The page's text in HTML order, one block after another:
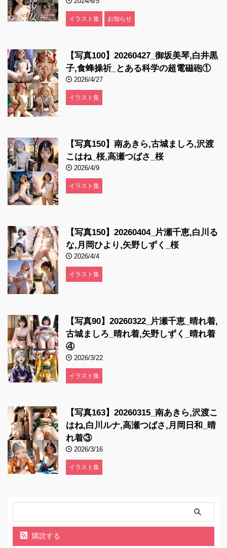
2024/6/5
イラスト集 お知らせ
【写真100】20260427_御坂美琴,白井黒
子,食蜂操祈_とある科学の超電磁砲①
2026/4/27
イラスト集
【写真150】南あきら,古城ましろ,沢渡
こはね_桜,高瀬つばさ_桜
2026/4/9
イラスト集
【写真150】20260404_片瀬千恵,白川る
な,月岡ひより,矢野しずく_桜
2026/4/4
イラスト集
【写真90】20260322_片瀬千恵_晴れ着,
古城ましろ_晴れ着,矢野しずく_晴れ着
④
2026/3/22
イラスト集
【写真163】20260315_南あきら,沢渡こ
はね,白川ルナ,高瀬つばさ,月岡日和_晴
れ着③
2026/3/16
イラスト集
購読する